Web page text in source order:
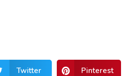
Twitter Pinterest